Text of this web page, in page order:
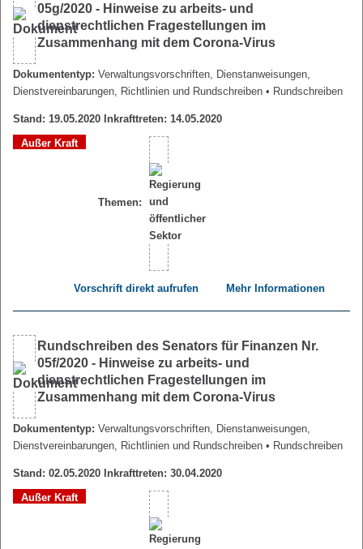
05g/2020 - Hinweise zu arbeits- und
dienstrechtlichen Fragestellungen im
Zusammenhang mit dem Corona-Virus
Dokumententyp: Verwaltungsvorschriften, Dienstanweisungen,
Dienstvereinbarungen, Richtlinien und Rundschreiben • Rundschreiben
Stand: 19.05.2020 Inkrafttreten: 14.05.2020
Außer Kraft
Themen:
Vorschrift direkt aufrufen Mehr Informationen
Rundschreiben des Senators für Finanzen Nr.
05f/2020 - Hinweise zu arbeits- und
dienstrechtlichen Fragestellungen im
Zusammenhang mit dem Corona-Virus
Dokumententyp: Verwaltungsvorschriften, Dienstanweisungen,
Dienstvereinbarungen, Richtlinien und Rundschreiben • Rundschreiben
Stand: 02.05.2020 Inkrafttreten: 30.04.2020
Außer Kraft